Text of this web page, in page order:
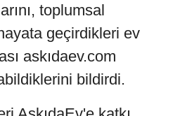
toplumsal
geçirdikleri ev
askıdaev.com
bildirdi.